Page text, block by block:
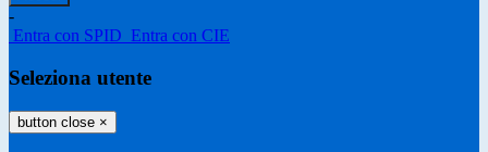
-
Entra con SPID Entra con CIE
Seleziona utente
button close ×